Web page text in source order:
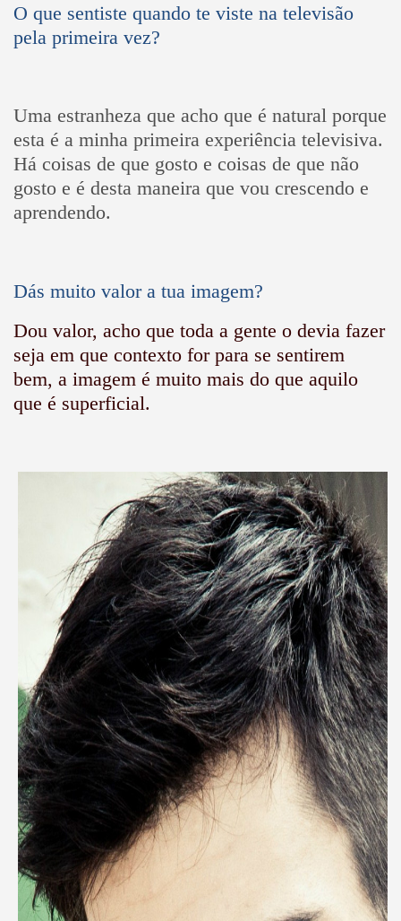
O que sentiste quando te viste na televisão
pela primeira vez?
Uma estranheza que acho que é natural porque
esta é a minha primeira experiência televisiva.
Há coisas de que gosto e coisas de que não
gosto e é desta maneira que vou crescendo e
aprendendo.
Dás muito valor a tua imagem?
Dou valor, acho que toda a gente o devia fazer
seja em que contexto for para se sentirem
bem, a imagem é muito mais do que aquilo
que é superficial.